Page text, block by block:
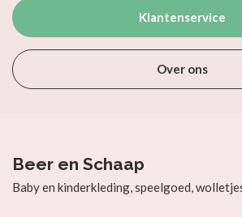
Klantenservice
Over ons
Beer en Schaap
Baby en kinderkleding, speelgoed,